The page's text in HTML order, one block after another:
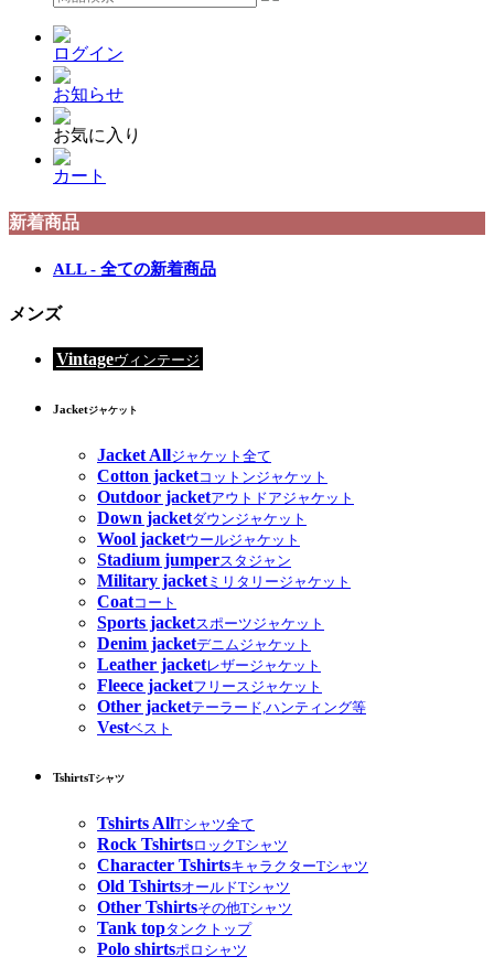
ログイン
お知らせ
お気に入り
カート
新着商品
ALL - 全ての新着商品
メンズ
Vintageヴィンテージ
Jacketジャケット
Jacket Allジャケット全て
Cotton jacketコットンジャケット
Outdoor jacketアウトドアジャケット
Down jacketダウンジャケット
Wool jacketウールジャケット
Stadium jumperスタジャン
Military jacketミリタリージャケット
Coatコート
Sports jacketスポーツジャケット
Denim jacketデニムジャケット
Leather jacketレザージャケット
Fleece jacketフリースジャケット
Other jacketテーラード,ハンティング等
Vestベスト
TshirtsTシャツ
Tshirts AllTシャツ全て
Rock TshirtsロックTシャツ
Character TshirtsキャラクターTシャツ
Old TshirtsオールドTシャツ
Other Tshirtsその他Tシャツ
Tank topタンクトップ
Polo shirtsポロシャツ